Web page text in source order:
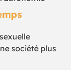
société plus